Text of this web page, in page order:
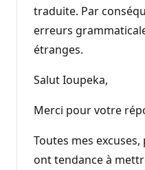
traduite. Par
erreurs
étranges.
Salut Ioupeka,
Merci pour votre
Toutes mes
ont tendance à